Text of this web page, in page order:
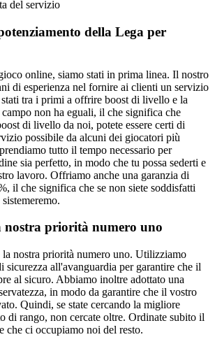
del servizio
della Lega per
online, siamo stati in prima linea. Il nostro
di esperienza nel fornire ai clienti un servizio
tra i primi a offrire boost di livello e la
campo non ha eguali, il che significa che
di livello da noi, potete essere certi di
possibile da alcuni dei giocatori più
tutto il tempo necessario per
sia perfetto, in modo che tu possa sederti e
lavoro. Offriamo anche una garanzia di
il che significa che se non siete soddisfatti
nostra priorità numero uno
la nostra priorità numero uno. Utilizziamo
sicurezza all'avanguardia per garantire che il
al sicuro. Abbiamo inoltre adottato una
in modo da garantire che il vostro
Quindi, se state cercando la migliore
di rango, non cercate oltre. Ordinate subito il
che ci occupiamo noi del resto.